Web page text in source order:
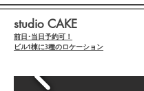
studio CAKE
前日･当日予約可！
ビル1棟に3種のロケーション